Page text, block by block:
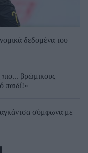
δεδομένα του
πιο... βρώμικους
παιδί!»
σύμφωνα με